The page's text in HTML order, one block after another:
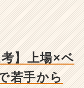
】上場×ベ
若手から